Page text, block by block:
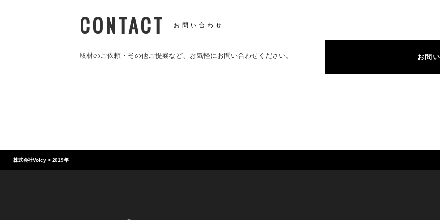
CONTACT お問い合わせ
取材のご依頼・その他ご提案など、 お気軽にお問い合わせください。 お問
株式会社Voicy> 2019年